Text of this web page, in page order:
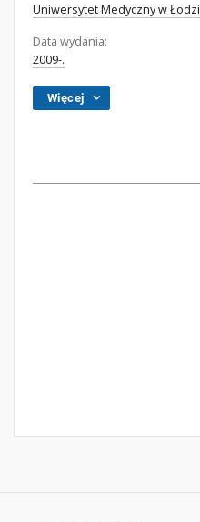
Uniwersytet Medyczny w Łodzi
Data wydania:
2009-.
Więcej